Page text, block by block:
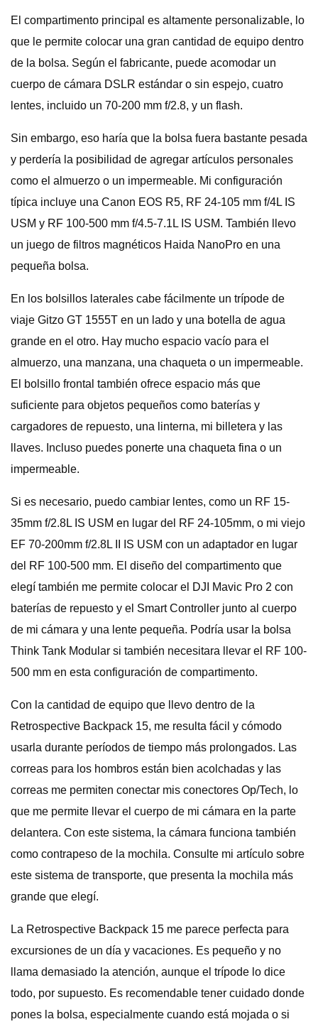
El compartimento principal es altamente personalizable, lo
que le permite colocar una gran cantidad de equipo dentro
de la bolsa. Según el fabricante, puede acomodar un
cuerpo de cámara DSLR estándar o sin espejo, cuatro
lentes, incluido un 70-200 mm f/2.8, y un flash.
Sin embargo, eso haría que la bolsa fuera bastante pesada
y perdería la posibilidad de agregar artículos personales
como el almuerzo o un impermeable. Mi configuración
típica incluye una Canon EOS R5, RF 24-105 mm f/4L IS
USM y RF 100-500 mm f/4.5-7.1L IS USM. También llevo
un juego de filtros magnéticos Haida NanoPro en una
pequeña bolsa.
En los bolsillos laterales cabe fácilmente un trípode de
viaje Gitzo GT 1555T en un lado y una botella de agua
grande en el otro. Hay mucho espacio vacío para el
almuerzo, una manzana, una chaqueta o un impermeable.
El bolsillo frontal también ofrece espacio más que
suficiente para objetos pequeños como baterías y
cargadores de repuesto, una linterna, mi billetera y las
llaves. Incluso puedes ponerte una chaqueta fina o un
impermeable.
Si es necesario, puedo cambiar lentes, como un RF 15-
35mm f/2.8L IS USM en lugar del RF 24-105mm, o mi viejo
EF 70-200mm f/2.8L II IS USM con un adaptador en lugar
del RF 100-500 mm. El diseño del compartimento que
elegí también me permite colocar el DJI Mavic Pro 2 con
baterías de repuesto y el Smart Controller junto al cuerpo
de mi cámara y una lente pequeña. Podría usar la bolsa
Think Tank Modular si también necesitara llevar el RF 100-
500 mm en esta configuración de compartimento.
Con la cantidad de equipo que llevo dentro de la
Retrospective Backpack 15, me resulta fácil y cómodo
usarla durante períodos de tiempo más prolongados. Las
correas para los hombros están bien acolchadas y las
correas me permiten conectar mis conectores Op/Tech, lo
que me permite llevar el cuerpo de mi cámara en la parte
delantera. Con este sistema, la cámara funciona también
como contrapeso de la mochila. Consulte mi artículo sobre
este sistema de transporte, que presenta la mochila más
grande que elegí.
La Retrospective Backpack 15 me parece perfecta para
excursiones de un día y vacaciones. Es pequeño y no
llama demasiado la atención, aunque el trípode lo dice
todo, por supuesto. Es recomendable tener cuidado donde
pones la bolsa, especialmente cuando está mojada o si